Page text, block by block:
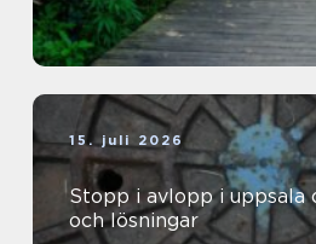
15. juli 2026
Stopp i avlopp i uppsala orsaker, risker
och lösningar